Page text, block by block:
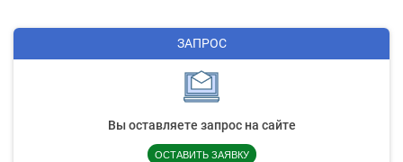
ЗАПРОС
Вы оставляете запрос на сайте
ОСТАВИТЬ ЗАЯВКУ